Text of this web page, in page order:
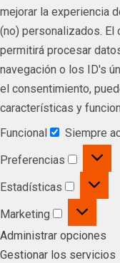
mejorar la experiencia
(no) personalizados.
permitirá procesar
navegación o los ID's
el consentimiento,
características y
Funcional
Siempre
Preferencias
Estadísticas
Marketing
Administrar opciones
Gestionar los servicios